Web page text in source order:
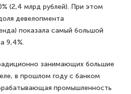
(2,4 млрд рублей). При этом
девелопмента
показала самый большой
9,4%.
занимающих большие
в прошлом году с банком
промышленность